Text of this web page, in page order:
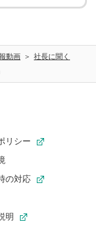
動画
社長に聞く
リシー
の対応
明